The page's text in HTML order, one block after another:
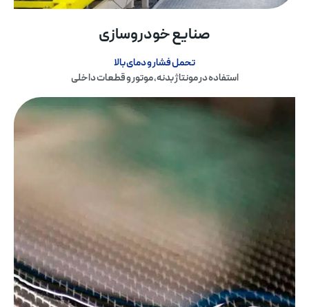
صنایع خودروسازی
تحمل فشار و دمای بالا
استفاده در مونتاژ بدنه، موتور و قطعات داخلی